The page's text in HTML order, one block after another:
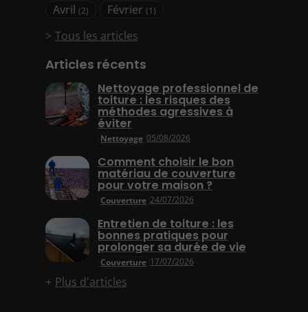
Avril (2) Février(1)
Tous les articles
Articles récents
Nettoyage 05/08/2026
Nettoyage professionnel de
toiture : les risques des
méthodes agressives à
éviter
Couverture 24/07/2026
Comment choisir le bon
matériau de couverture
pour votre maison ?
Couverture 17/07/2026
Entretien de toiture : les
bonnes pratiques pour
prolonger sa durée de vie
Plus d'articles